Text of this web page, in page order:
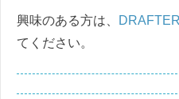
興味のある方は、
てください。